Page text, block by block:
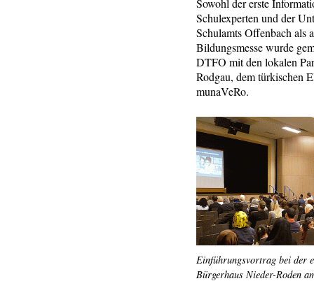
Sowohl der erste
Schulexperten und der
Schulamts Offenbach als
Bildungsmesse wurde
DTFO mit den lokalen
Rodgau, dem türkischen
munaVeRo.
Einführungsvortrag bei der
Bürgerhaus Nieder-Roden